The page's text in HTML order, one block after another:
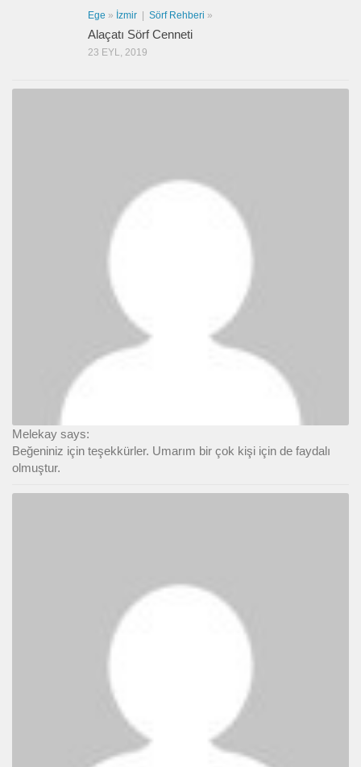
Ege » İzmir Sörf Rehberi »
Alaçatı Sörf Cenneti
23 EYL, 2019
Melekay says:
Beğeniniz için teşekkürler. Umarım bir çok kişi için de faydalı
olmuştur.